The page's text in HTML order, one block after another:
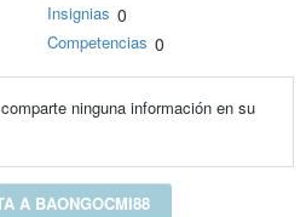
Insignias 0
Competencias 0
ninguna información en su
A BAONGOCMI88